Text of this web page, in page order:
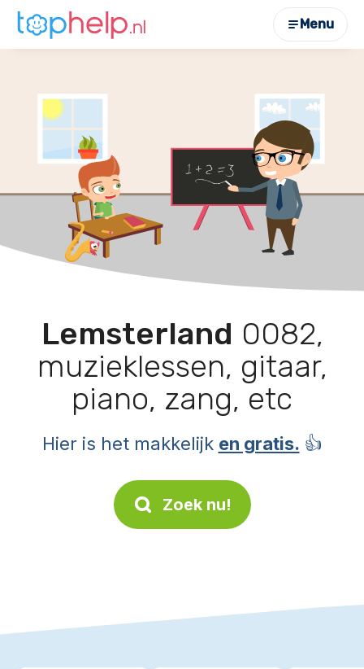
Menu
Lemsterland 0082,
muzieklessen, gitaar,
piano, zang, etc
Hier is het makkelijk en gratis. 👍
Zoek nu!